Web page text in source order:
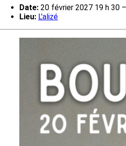
Date: 20 février 2027 19 h 30 –
Lieu: L'alizé